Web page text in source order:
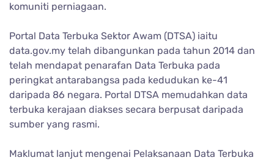
komuniti perniagaan.
Portal Data Terbuka Sektor Awam (DTSA) iaitu
data.gov.my telah dibangunkan pada tahun 2014 dan
telah mendapat penarafan Data Terbuka pada
peringkat antarabangsa pada kedudukan ke-41
daripada 86 negara. Portal DTSA memudahkan data
terbuka kerajaan diakses secara berpusat daripada
sumber yang rasmi.
Maklumat lanjut mengenai Pelaksanaan Data Terbuka